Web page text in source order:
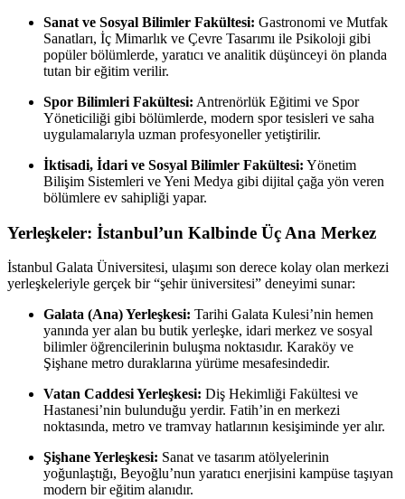
Sanat ve Sosyal Bilimler Fakültesi: Gastronomi ve Mutfak
Sanatları, İç Mimarlık ve Çevre Tasarımı ile Psikoloji gibi
popüler bölümlerde, yaratıcı ve analitik düşünceyi ön planda
tutan bir eğitim verilir.
Spor Bilimleri Fakültesi: Antrenörlük Eğitimi ve Spor
Yöneticiliği gibi bölümlerde, modern spor tesisleri ve saha
uygulamalarıyla uzman profesyoneller yetiştirilir.
İktisadi, İdari ve Sosyal Bilimler Fakültesi: Yönetim
Bilişim Sistemleri ve Yeni Medya gibi dijital çağa yön veren
bölümlere ev sahipliği yapar.
Yerleşkeler: İstanbul’un Kalbinde Üç Ana Merkez
İstanbul Galata Üniversitesi, ulaşımı son derece kolay olan merkezi
yerleşkeleriyle gerçek bir “şehir üniversitesi” deneyimi sunar:
Galata (Ana) Yerleşkesi: Tarihi Galata Kulesi’nin hemen
yanında yer alan bu butik yerleşke, idari merkez ve sosyal
bilimler öğrencilerinin buluşma noktasıdır. Karaköy ve
Şişhane metro duraklarına yürüme mesafesindedir.
Vatan Caddesi Yerleşkesi: Diş Hekimliği Fakültesi ve
Hastanesi’nin bulunduğu yerdir. Fatih’in en merkezi
noktasında, metro ve tramvay hatlarının kesişiminde yer alır.
Şişhane Yerleşkesi: Sanat ve tasarım atölyelerinin
yoğunlaştığı, Beyoğlu’nun yaratıcı enerjisini kampüse taşıyan
modern bir eğitim alanıdır.